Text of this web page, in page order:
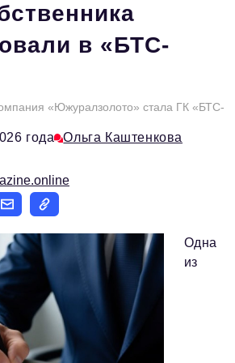
+7 495 727-01-67
в «БТС-
«Южуралзолото» стала ГК «БТС-
года Ольга Каштенкова
Одна
из